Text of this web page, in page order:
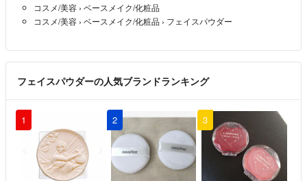
コスメ/美容 › ベースメイク/化粧品
コスメ/美容 › ベースメイク/化粧品 › フェイスパウダー
フェイスパウダーの人気ブランドランキング
1 2 3